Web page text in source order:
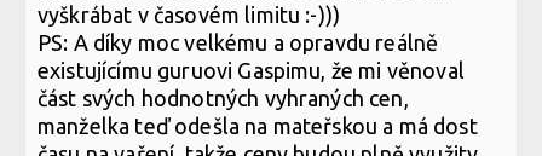
vyškrábat v časovém limitu :-)))
PS: A díky moc velkému a opravdu reálně
existujícímu guruovi Gaspimu, že mi věnoval
část svých hodnotných vyhraných cen,
manželka teď odešla na mateřskou a má dost